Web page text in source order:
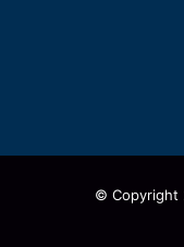
© Copyright